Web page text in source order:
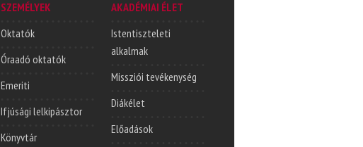
SZEMÉLYEK
Oktatók
Óraadó oktatók
Emeriti
Ifjúsági lelkipásztor
Könyvtár
AKADÉMIAI ÉLET
Istentiszteleti
alkalmak
Missziói tevékenység
Diákélet
Előadások